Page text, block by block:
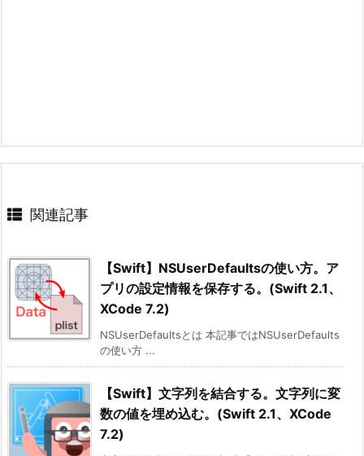
関連記事
【Swift】NSUserDefaultsの使い方。ア
プリの設定情報を保存する。(Swift 2.1、
XCode 7.2)
NSUserDefaultsとは 本記事ではNSUserDefaults
の使い方 ...
【Swift】文字列を結合する。文字列に変
数の値を埋め込む。(Swift 2.1、XCode
7.2)